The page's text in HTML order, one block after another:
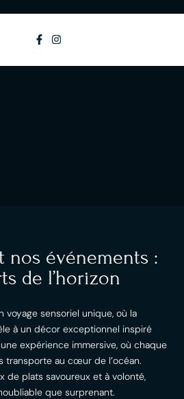
nos événements :
de l’horizon
voyage sensoriel unique, où la
à un décor exceptionnel inspiré
expérience immersive, où chaque
transporte au cœur de l’océan.
de plats savoureux et à volonté,
que surprenant.